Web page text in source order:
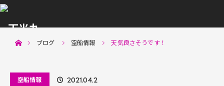
menu
ブログ
空船情報 天気良さそうです！
空船情報 2021.04.2